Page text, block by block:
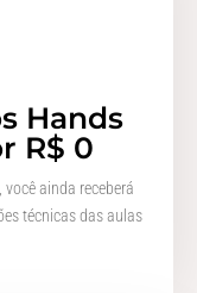
Hands
R$ 0
ainda receberá
técnicas das aulas